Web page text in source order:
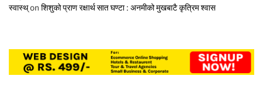
स्वास्थ्on शिशुको प्राण रक्षार्थ सात घण्टा : अनमीको मुखबाटै कृत्रिम श्वास